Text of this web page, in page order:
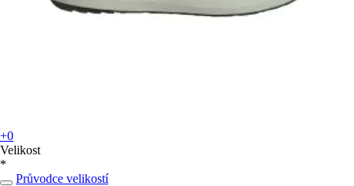
+0
Velikost
*
Průvodce velikostí